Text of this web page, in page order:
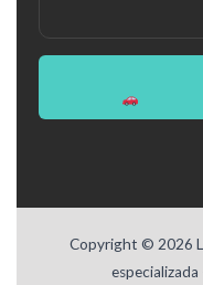
Copyright © 2026